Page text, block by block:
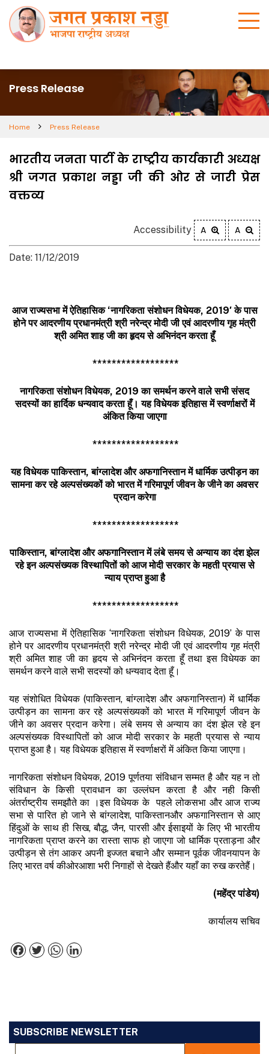
Press Release
Home Press Release
भारतीय जनता पार्टी के राष्ट्रीय कार्यकारी अध्यक्ष
श्री जगत प्रकाश नड्डा जी की ओर से जारी प्रेस
वक्तव्य
Accessibility A A
Date: 11/12/2019
आज राज्यसभा में ऐतिहासिक‘नागरिकता संशोधन विधेयक, 2019′के पास
होने पर आदरणीय प्रधानमंत्री श्री नरेन्द्र मोदी जी एवं आदरणीय गृह मंत्री
श्री अमित शाह जी का हृदय से अभिनंदन करता हूँ
******************
नागरिकता संशोधन विधेयक, 2019का समर्थन करने वाले सभी संसद
सदस्यों का हार्दिक धन्यवाद करता हूँ। यह विधेयक इतिहास में स्वर्णाक्षरों में
अंकित किया जाएगा
******************
यह विधेयक पाकिस्तान,बांग्लादेश और अफगानिस्तान में धार्मिक उत्पीड़न का
सामना कर रहे अल्पसंख्यकों को भारत में गरिमापूर्ण जीवन के जीने का अवसर
प्रदान करेगा
******************
पाकिस्तान,बांग्लादेश और अफगानिस्तान में लंबे समय से अन्याय का दंश झेल
रहे इन अल्पसंख्यक विस्थापितों को आज मोदी सरकार के महती प्रयास से
न्याय प्राप्त हुआ है
******************
आज राज्यसभा में ऐतिहासिक ‘नागरिकता संशोधन विधेयक, 2019’ के पास
होने पर आदरणीय प्रधानमंत्री श्री नरेन्द्र मोदी जी एवं आदरणीय गृह मंत्री
श्री अमित शाह जी का हृदय से अभिनंदन करता हूँ तथा इस विधेयक का
समर्थन करने वाले सभी सदस्यों को धन्यवाद देता हूँ।
यह संशोधित विधेयक (पाकिस्तान, बांग्लादेश और अफगानिस्तान) में धार्मिक
उत्पीड़न का सामना कर रहे अल्पसंख्यकों को भारत में गरिमापूर्ण जीवन के
जीने का अवसर प्रदान करेगा। लंबे समय से अन्याय का दंश झेल रहे इन
अल्पसंख्यक विस्थापितों को आज मोदी सरकार के महती प्रयास से न्याय
प्राप्त हुआ है। यह विधेयक इतिहास में स्वर्णाक्षरों में अंकित किया जाएगा।
नागरिकता संशोधन विधेयक, 2019 पूर्णतया संविधान सम्मत है और यह न तो
संविधान के किसी प्रावधान का उल्लंघन करता है और नही किसी
अंतर्राष्ट्रीय समझौते का ।इस विधेयक के पहले लोकसभा और आज राज्य
सभा से पारित हो जाने से बांग्लादेश, पाकिस्तानऔर अफगानिस्तान से आए
हिंदुओं के साथ ही सिख, बौद्ध, जैन, पारसी और ईसाइयों के लिए भी भारतीय
नागरिकता प्राप्त करने का रास्ता साफ हो जाएगा जो धार्मिक प्रताड़ना और
उत्पीड़न से तंग आकर अपनी इज्जत बचाने और सम्मान पूर्वक जीवनयापन के
लिए भारत वर्ष कीओरआशा भरी निगाहों से देखते हैंऔर यहाँ का रुख करतेहैं।
(महेंद्रपांडेय)
कार्यालय सचिव
Facebook
TwitterWhatsApp
SUBSCRIBE NEWSLETTER